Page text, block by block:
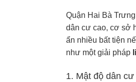
Quận Hai Bà
dân cư cao, cơ sở
ẩn nhiều bất tiện
như một giải pháp
1. Mật độ dân